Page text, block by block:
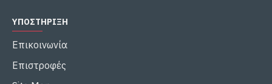
ΥΠΟΣΤΉΡΙΞΗ
Επικοινωνία
Επιστροφές